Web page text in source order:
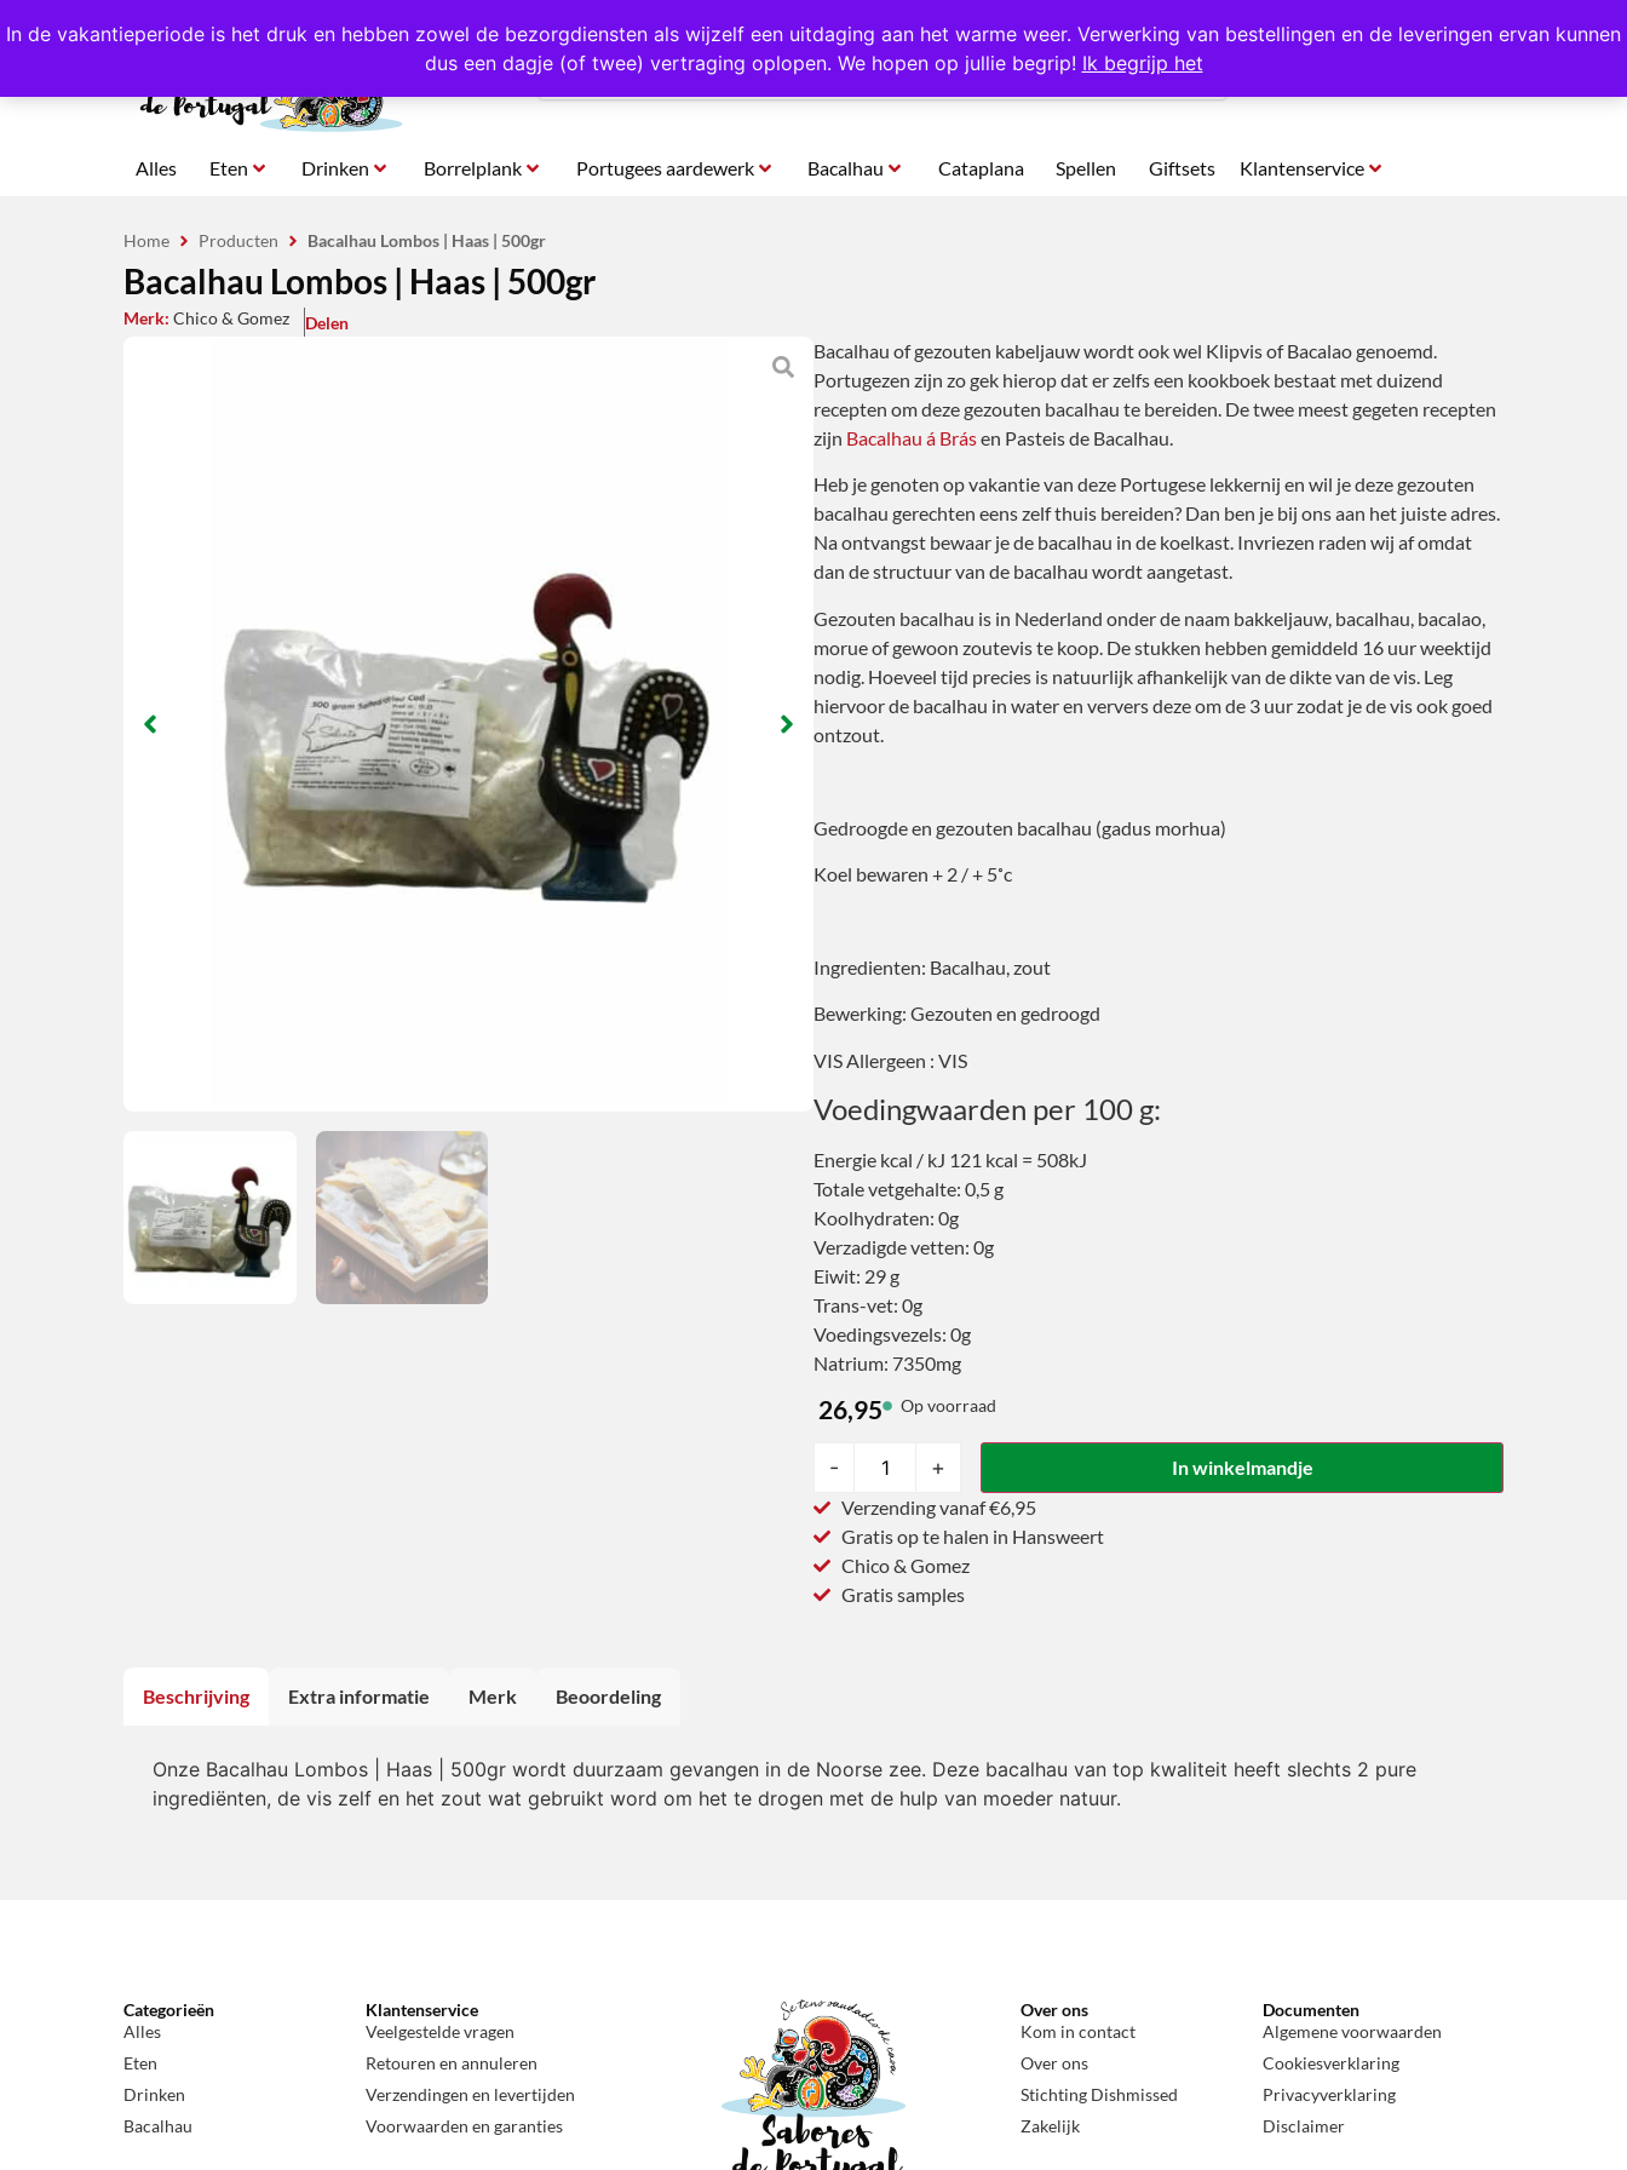
In de vakantieperiode is het druk en hebben zowel de bezorgdiensten als wijzelf een uitdaging aan het warme weer. Verwerking van bestellingen en de leveringen ervan kunnen
dus een dagje (of twee) vertraging oplopen. We hopen op jullie begrip! Ik begrijp het
4,8/5,0 sterren beoordeeld! Eigen import uit Portugal Altijd 1000 verschillende producten op voorraad Gratis op te halen in Hansweert
Alles Eten Drinken Borrelplank Portugees aardewerk Bacalhau Cataplana Spellen Giftsets Klantenservice
Home Producten Bacalhau Lombos | Haas | 500gr
Bacalhau Lombos | Haas | 500gr
Merk: Chico & Gomez Delen
Bacalhau of gezouten kabeljauw wordt ook wel Klipvis of Bacalao genoemd.
Portugezen zijn zo gek hierop dat er zelfs een kookboek bestaat met duizend
recepten om deze gezouten bacalhau te bereiden. De twee meest gegeten recepten
zijn Bacalhau á Brásen Pasteis de Bacalhau.
Heb je genoten op vakantie van deze Portugese lekkernij en wil je deze gezouten
bacalhau gerechten eens zelf thuis bereiden? Dan ben je bij ons aan het juiste adres.
Na ontvangst bewaar je de bacalhau in de koelkast. Invriezen raden wij af omdat
dan de structuur van de bacalhau wordt aangetast.
Gezouten bacalhau is in Nederland onder de naam bakkeljauw, bacalhau, bacalao,
morue of gewoon zoutevis te koop. De stukken hebben gemiddeld 16 uur weektijd
nodig. Hoeveel tijd precies is natuurlijk afhankelijk van de dikte van de vis. Leg
hiervoor de bacalhau in water en ververs deze om de 3 uur zodat je de vis ook goed
ontzout.
Gedroogde en gezouten bacalhau (gadus morhua)
Koel bewaren + 2 / + 5˚c
Ingredienten: Bacalhau, zout
Bewerking: Gezouten en gedroogd
VIS Allergeen : VIS
Voedingwaarden per 100 g:
Energie kcal / kJ 121 kcal = 508kJ
Totale vetgehalte: 0,5 g
Koolhydraten: 0g
Verzadigde vetten: 0g
Eiwit: 29 g
Trans-vet: 0g
Voedingsvezels: 0g
Natrium: 7350mg
26,95 Op voorraad
- +
In winkelmandje
Verzending vanaf €6,95
Gratis op te halen in Hansweert
Chico & Gomez
Gratis samples
Beschrijving Extra informatie Merk Beoordeling
Onze Bacalhau Lombos | Haas | 500gr wordt duurzaam gevangen in de Noorse zee. Deze bacalhau van top kwaliteit heeft slechts 2 pure
ingrediënten, de vis zelf en het zout wat gebruikt word om het te drogen met de hulp van moeder natuur.
Categorieën
Alles
Eten
Drinken
Bacalhau
Klantenservice
Veelgestelde vragen
Retouren en annuleren
Verzendingen en levertijden
Voorwaarden en garanties
Over ons
Kom in contact
Over ons
Stichting Dishmissed
Zakelijk
Documenten
Algemene voorwaarden
Cookiesverklaring
Privacyverklaring
Disclaimer